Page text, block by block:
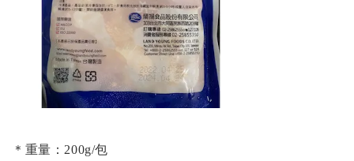
＊重量：200g/包